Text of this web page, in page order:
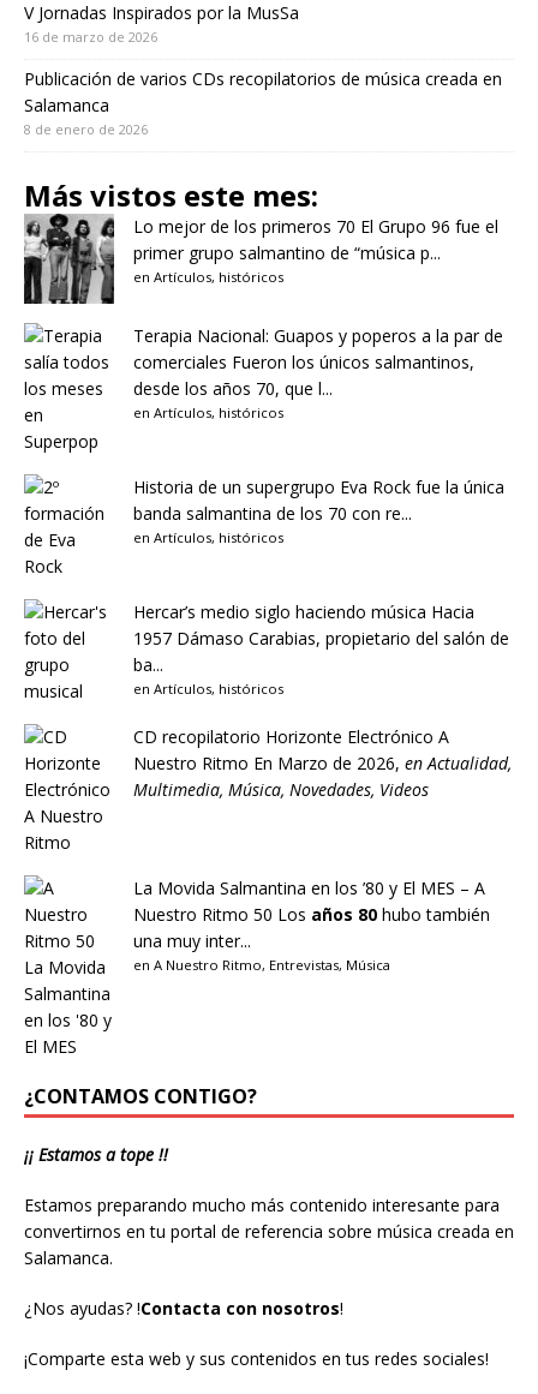
V Jornadas Inspirados por la MusSa
16 de marzo de 2026
Publicación de varios CDs recopilatorios de música creada en
Salamanca
8 de enero de 2026
Más vistos este mes:
Lo mejor de los primeros 70 El Grupo 96 fue el
primer grupo salmantino de “música p...
en Artículos, históricos
Terapia Nacional: Guapos y poperos a la par de
comerciales Fueron los únicos salmantinos,
desde los años 70, que l...
en Artículos, históricos
Historia de un supergrupo Eva Rock fue la única
banda salmantina de los 70 con re...
en Artículos, históricos
Hercar’s medio siglo haciendo música Hacia
1957 Dámaso Carabias, propietario del salón de
ba...
en Artículos, históricos
CD recopilatorio Horizonte Electrónico A
Nuestro Ritmo En Marzo de 2026, enActualidad,
Multimedia, Música, Novedades, Videos
La Movida Salmantina en los ’80 y El MES – A
Nuestro Ritmo 50 Los años 80 hubo también
una muy inter...
en A Nuestro Ritmo, Entrevistas, Música
¿CONTAMOS CONTIGO?
¡¡ Estamos a tope !!
Estamos preparando mucho más contenido interesante para
convertirnos en tu portal de referencia sobre música creada en
Salamanca.
¿Nos ayudas? !Contacta con nosotros!
¡Comparte esta web y sus contenidos en tus redes sociales!